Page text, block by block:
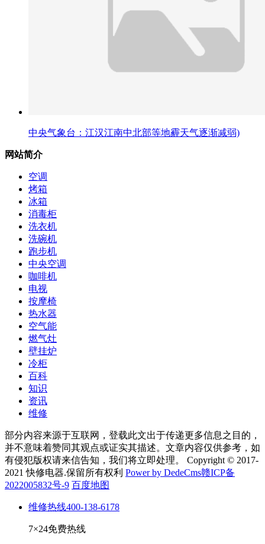
中央气象台：江汉江南中北部等地霾天气逐渐减弱)
网站简介
空调
烤箱
冰箱
消毒柜
洗衣机
洗碗机
跑步机
中央空调
咖啡机
电视
按摩椅
热水器
空气能
燃气灶
壁挂炉
冷柜
百科
知识
资讯
维修
部分内容来源于互联网，登载此文出于传递更多信息之目的，
并不意味着赞同其观点或证实其描述。文章内容仅供参考，如
有侵犯版权请来信告知，我们将立即处理。 Copyright © 2017-
2021 快修电器.保留所有权利 Power by DedeCms赣ICP备
2022005832号-9 百度地图
维修热线400-138-6178
7×24免费热线